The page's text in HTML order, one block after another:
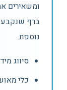
ומשאירים
ברף
נוספת.
סיווג
כלי